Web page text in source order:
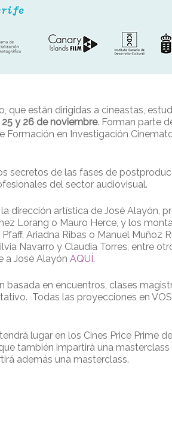
que están dirigidas a cineastas,
y 26 de noviembre. Forman parte
Formación en Investigación
secretos de las fases de
del sector audiovisual.
dirección artística de José Alayón,
Lorang o Mauro Herce, y los
Ariadna Ribas o Manuel Muñoz
Navarro y Claudia Torres, entre
a José Alayón AQUÍ.
basada en encuentros, clases
Todas las proyecciones en
lugar en los Cines Price Prime
también impartirá una
además una masterclass.